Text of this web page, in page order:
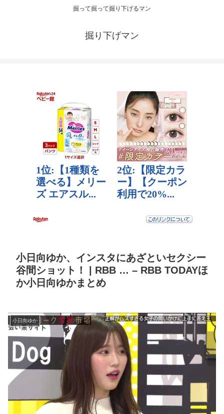
掘って掘って掘り下げるマン
掘り下げマン
小日向ゆか、インスタにあざといセクシー
谷間ショット！ | RBB … – RBB TODAYほ
か小日向ゆかまとめ
小日向ゆか